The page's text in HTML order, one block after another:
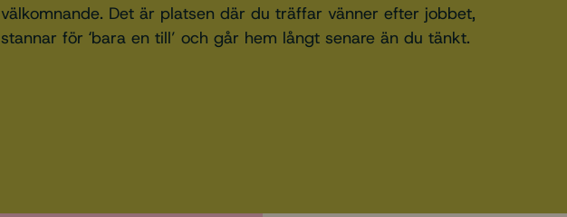
välkomnande. Det är platsen där du träffar vänner efter jobbet,
stannar för ‘bara en till’ och går hem långt senare än du tänkt.